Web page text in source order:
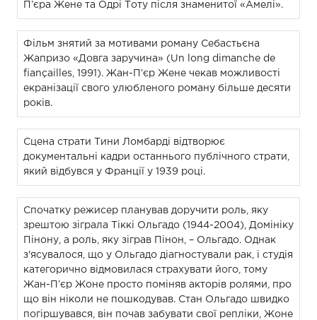
П’єра Жене та Одрі Тоту після знаменитої «Амелі».
Фільм знятий за мотивами роману Себастьєна
Жапризо «Довга заручина» (Un long dimanche de
fiançailles, 1991). Жан-П’єр Жене чекав можливості
екранізації свого улюбленого роману більше десяти
років.
Сцена страти Тини Ломбарді відтворює
документальні кадри останнього публічного страти,
який відбувся у Франції у 1939 році.
Спочатку режисер планував доручити роль, яку
зрештою зіграла Тіккі Ольгадо (1944-2004), Домініку
Пінону, а роль, яку зіграв Пінон, – Ольгадо. Однак
з'ясувалося, що у Ольгадо діагностували рак, і студія
категорично відмовилася страхувати його, тому
Жан-П’єр Жоне просто поміняв акторів ролями, про
що він ніколи не пошкодував. Стан Ольгадо швидко
погіршувався, він почав забувати свої репліки, Жоне